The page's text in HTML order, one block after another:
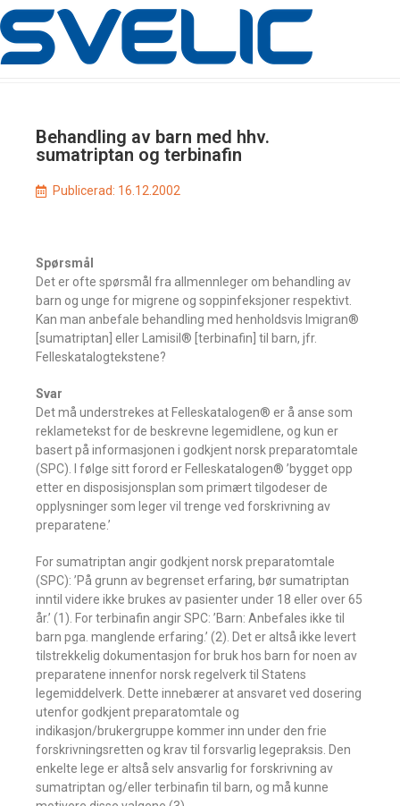
Behandling av barn med hhv.
sumatriptan og terbinafin
Publicerad: 16.12.2002
Spørsmål
Det er ofte spørsmål fra allmennleger om behandling av
barn og unge for migrene og soppinfeksjoner respektivt.
Kan man anbefale behandling med henholdsvis Imigran®
[sumatriptan] eller Lamisil® [terbinafin] til barn, jfr.
Felleskatalogtekstene?
Svar
Det må understrekes at Felleskatalogen® er å anse som
reklametekst for de beskrevne legemidlene, og kun er
basert på informasjonen i godkjent norsk preparatomtale
(SPC). I følge sitt forord er Felleskatalogen® ’bygget opp
etter en disposisjonsplan som primært tilgodeser de
opplysninger som leger vil trenge ved forskrivning av
preparatene.’
For sumatriptan angir godkjent norsk preparatomtale
(SPC): ’På grunn av begrenset erfaring, bør sumatriptan
inntil videre ikke brukes av pasienter under 18 eller over 65
år.’ (1). For terbinafin angir SPC: ’Barn: Anbefales ikke til
barn pga. manglende erfaring.’ (2). Det er altså ikke levert
tilstrekkelig dokumentasjon for bruk hos barn for noen av
preparatene innenfor norsk regelverk til Statens
legemiddelverk. Dette innebærer at ansvaret ved dosering
utenfor godkjent preparatomtale og
indikasjon/brukergruppe kommer inn under den frie
forskrivningsretten og krav til forsvarlig legepraksis. Den
enkelte lege er altså selv ansvarlig for forskrivning av
sumatriptan og/eller terbinafin til barn, og må kunne